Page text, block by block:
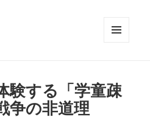
ット
験する「学童疎
争の非道理